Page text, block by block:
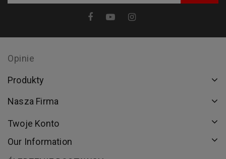
Opinie
Produkty
Nasza Firma
Twoje Konto
Our Information